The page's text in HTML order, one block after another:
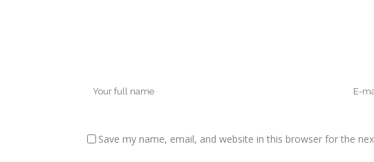
Save my name, email, and website in this browser for the